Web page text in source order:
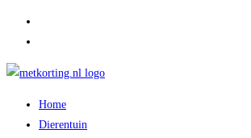
inhoud
Home
Dierentuin